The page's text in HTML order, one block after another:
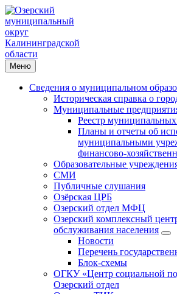
Меню
Сведения о муниципальном
Историческая справка о
Муниципальные
Реестр
Планы и отчеты об
муниципальными
финансово-
Образовательные
СМИ
Публичные слушания
Озёрская ЦРБ
Озерский отдел МФЦ
Озерский комплексный
обслуживания населения
Новости
Перечень
Блок-схемы
ОГКУ «Центр социальной
Озерский отдел